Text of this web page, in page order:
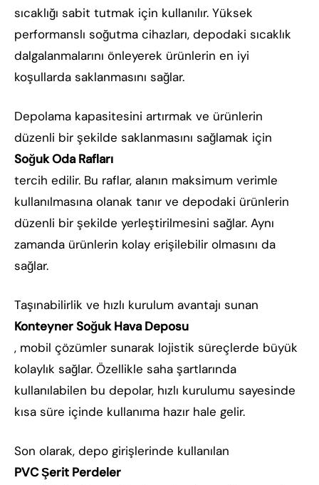
sıcaklığı sabit tutmak için kullanılır. Yüksek
performanslı soğutma cihazları, depodaki sıcaklık
dalgalanmalarını önleyerek ürünlerin en iyi
koşullarda saklanmasını sağlar.
Depolama kapasitesini artırmak ve ürünlerin
düzenli bir şekilde saklanmasını sağlamak için
Soğuk Oda Rafları
tercih edilir. Bu raflar, alanın maksimum verimle
kullanılmasına olanak tanır ve depodaki ürünlerin
düzenli bir şekilde yerleştirilmesini sağlar. Aynı
zamanda ürünlerin kolay erişilebilir olmasını da
sağlar.
Taşınabilirlik ve hızlı kurulum avantajı sunan
Konteyner Soğuk Hava Deposu
, mobil çözümler sunarak lojistik süreçlerde büyük
kolaylık sağlar. Özellikle saha şartlarında
kullanılabilen bu depolar, hızlı kurulumu sayesinde
kısa süre içinde kullanıma hazır hale gelir.
Son olarak, depo girişlerinde kullanılan
PVC Şerit Perdeler